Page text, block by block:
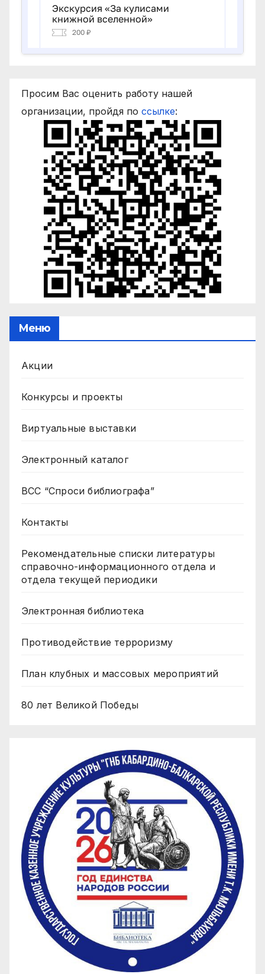
Просим Вас оценить работу нашей
организации, пройдя по ссылке:
Меню
Акции
Конкурсы и проекты
Виртуальные выставки
Электронный каталог
ВСС “Спроси библиографа”
Контакты
Рекомендательные списки литературы
справочно-информационного отдела и
отдела текущей периодики
Электронная библиотека
Противодействие терроризму
План клубных и массовых мероприятий
80 лет Великой Победы